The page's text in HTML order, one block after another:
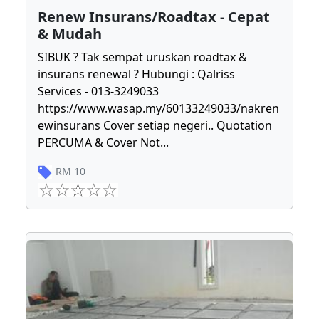
Renew Insurans/Roadtax - Cepat
& Mudah
SIBUK ? Tak sempat uruskan roadtax &
insurans renewal ? Hubungi : Qalriss
Services - 013-3249033
https://www.wasap.my/60133249033/nakren
ewinsurans Cover setiap negeri.. Quotation
PERCUMA & Cover Not...
RM 10